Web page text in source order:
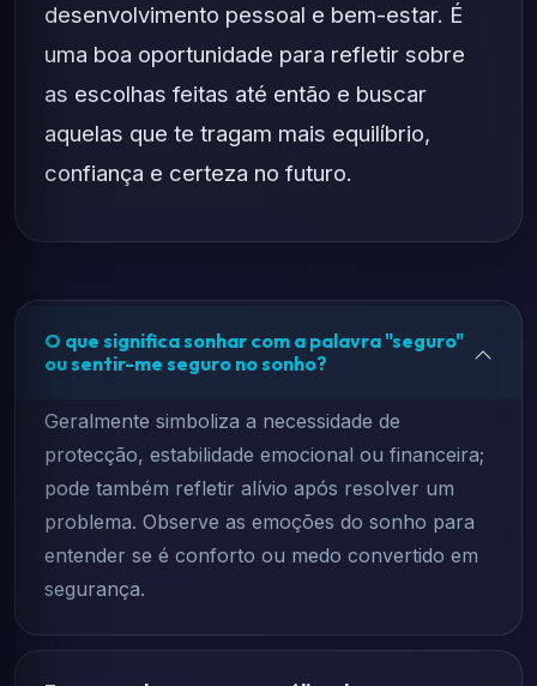
desenvolvimento pessoal e bem-estar. É
uma boa oportunidade para refletir sobre
as escolhas feitas até então e buscar
aquelas que te tragam mais equilíbrio,
confiança e certeza no futuro.
O que significa sonhar com a palavra "seguro"
ou sentir-me seguro no sonho?
Geralmente simboliza a necessidade de
protecção, estabilidade emocional ou financeira;
pode também refletir alívio após resolver um
problema. Observe as emoções do sonho para
entender se é conforto ou medo convertido em
segurança.